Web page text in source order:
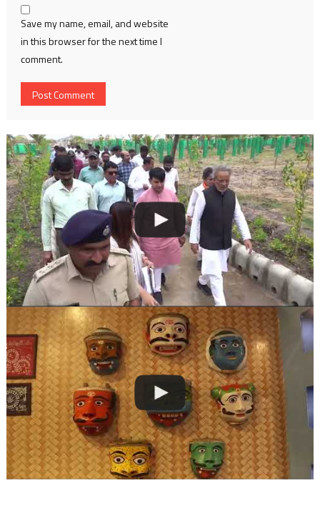
Save my name, email, and website
in this browser for the next time I
comment.